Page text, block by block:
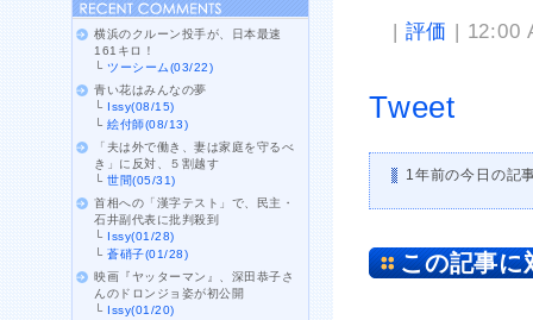
| 評価 | 12:00
Tweet
1年前の今日の記
この記事に
横浜のクルーン投手が、日本最速
161キロ！
└ツーシーム(03/22)
青い花はみんなの夢
└ Issy(08/15)
└絵付師(08/13)
「夫は外で働き、妻は家庭を守るべ
き」に反対、５割越す
└世間(05/31)
首相への「漢字テスト」で、民主・
石井副代表に批判殺到
└ Issy(01/28)
└蒼硝子(01/28)
映画『ヤッターマン』、深田恭子さ
んのドロンジョ姿が初公開
└ Issy(01/20)